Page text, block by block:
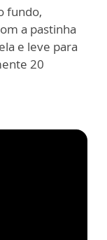
fundo,
a pastinha
e leve para
20